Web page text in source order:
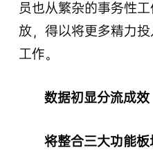
员也从繁杂的事务性
放，得以将更多精力
工作。
数据初显分流成效
将整合三大功能板